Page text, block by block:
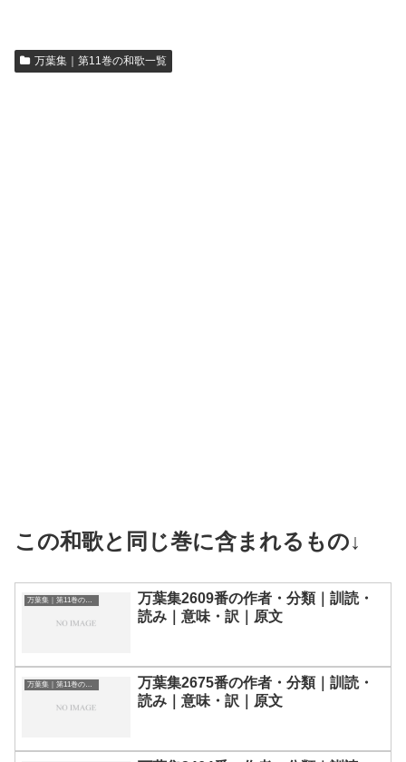
万葉集｜第11巻の和歌一覧
この和歌と同じ巻に含まれるもの↓
万葉集｜第11巻の和歌一覧
万葉集2609番の作者・分類｜訓読・
読み｜意味・訳｜原文
万葉集｜第11巻の和歌一覧
万葉集2675番の作者・分類｜訓読・
読み｜意味・訳｜原文